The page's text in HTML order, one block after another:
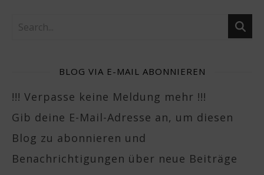
BLOG VIA E-MAIL ABONNIEREN
!!! Verpasse keine Meldung mehr !!!
Gib deine E-Mail-Adresse an, um diesen
Blog zu abonnieren und
Benachrichtigungen über neue Beiträge